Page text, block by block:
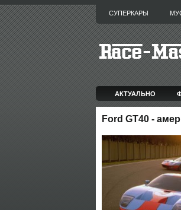
СУПЕРКАРЫ
АКТУАЛЬНО
Ford GT40 -